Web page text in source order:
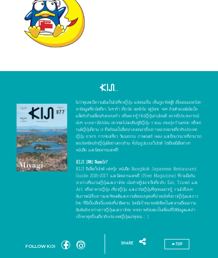
ไม่ว่าคุณจะมีความฝันเป็นไปเที่ยวญี่ปุ่น แช่ออนเซ็น เห็นภูเขาไฟฟูจิ เยี่ยมชมมรดกโลก
หาข้อมูลเที่ยวโตเกียว โอซาก้า เกียวโต ฮอกไกโด ฟุกุโอกะ ฯลฯ ด้วยตัวเองสไตล์แบ็ค
แพ็คกับก๊วนเพื่อนกับครอบครัว หรืออยากรู้ว่าไปญี่ปุ่นช่วงไหนดี อยากมีประสบการณ์
เจ๋งๆ แบบชาวนิปปอน อยากจะไปลองชิมซูชิญี่ปุ่น ราเมน เทมปุระร้านอร่อย หรือเท
รนด์ญี่ปุ่นก็ตาม เราก็พร้อมเป็นสื่อกลางบอกเล่าเรื่องราวหลากหลายเกี่ยวกับประเทศ
ญี่ปุ่น อาหาร การท่องเที่ยว วัฒนธรรม ภาพยนตร์ เพลง และอีกมากมายที่สามารถ
ตอบโจทย์คนรักญี่ปุ่นได้อย่างครบถ้วน ทั้งในรูปแบบเว็บไซต์ โซเชียลมีเดียต่างๆ
หนังสือ และนิตยสารแจกฟรี!
KIJI (คิจิ) คืออะไร?
KIJI คือสื่อเว็บไซต์ เฟซบุ๊ก หนังสือ Bangkok Japanese Restaurant
Guide 2016-2017 และนิตยสารแจกฟรี (Free Magazine) ที่ร่วมมือกัน
ระหว่างทีมงานญี่ปุ่นและชาวไทย เน้นทำสกู๊ปเจาะลึกเกี่ยวกับ Eat, Travel และ
Art หรืออาหารญี่ปุ่น เที่ยวญี่ปุ่น และอาร์ตญี่ปุ่นที่ทุกคนอยากรู้ รวมไปถึงบท
สัมภาษณ์เรื่องราวและทัศนคติและความคิดของบุคคลที่น่าสนใจทั้งชาวญี่ปุ่นและชาว
ไทย ที่มีเบื้องลึกเบื้องหลังที่น่าติดตาม โดยมีเป้าหมายหลักคือเป็นสะพานเชื่อมความ
สัมพันธ์ระหว่างชาวญี่ปุ่นและชาวไทย พวกเราพร้อมจะเป็นเพื่อนที่ให้ข้อมูลและคำ
ปรึกษาทุกเรื่องเกี่ยวกับประเทศญี่ปุ่นแก่ทุกคน : )
FOLLOW KIJI SHARE TOP